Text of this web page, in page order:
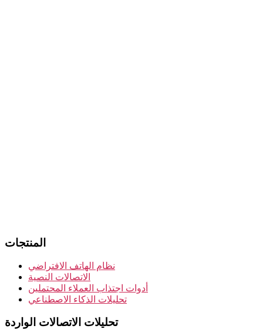
المنتجات
نظام الهاتف الافتراضي
الاتصالات النصية
أدوات اجتذاب العملاء المحتملين
تحليلات الذكاء الاصطناعي
تحليلات الاتصالات الواردة